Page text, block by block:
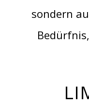
sondern